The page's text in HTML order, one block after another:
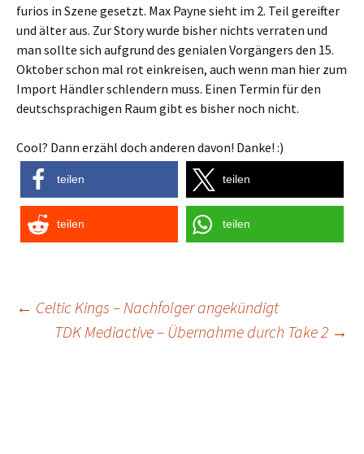
furios in Szene gesetzt. Max Payne sieht im 2. Teil gereifter
und älter aus. Zur Story wurde bisher nichts verraten und
man sollte sich aufgrund des genialen Vorgängers den 15.
Oktober schon mal rot einkreisen, auch wenn man hier zum
Import Händler schlendern muss. Einen Termin für den
deutschsprachigen Raum gibt es bisher noch nicht.
Cool? Dann erzähl doch anderen davon! Danke! :)
teilen teilen
teilen teilen
Post
← Celtic Kings – Nachfolger angekündigt
TDK Mediactive – Übernahme durch Take 2 →